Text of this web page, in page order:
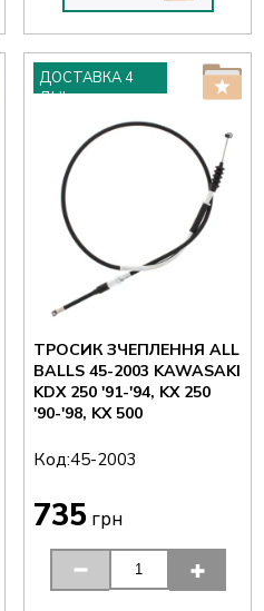
ДОСТАВКА 4
ДНІ
ТРОСИК ЗЧЕПЛЕННЯ ALL
BALLS 45-2003 KAWASAKI
KDX 250 '91-'94, KX 250
'90-'98, KX 500
Код:45-2003
735 грн